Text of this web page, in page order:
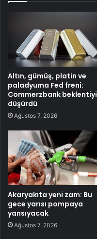
Altın, gümüş, platin ve
paladyuma Fed freni:
Commerzbank beklentiyi
düşürdü
Ağustos 7, 2026
Akaryakıta yeni zam: Bu
gece yarısı pompaya
yansıyacak
Ağustos 7, 2026